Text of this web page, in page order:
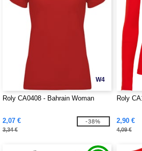
W4
Roly CA0408 - Bahrain Woman
2,07 €
3,34 €
-38%
Roly
2,90 €
4,09 €